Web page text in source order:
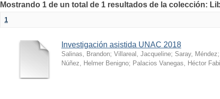
Mostrando 1 de un total de 1 resultados de la colección:
1
Investigación asistida UNAC 2018
Salinas, Brandon; Villareal, Jacqueline; Saray, Méndez
Núñez, Helmer Benigno; Palacios Vanegas, Héctor